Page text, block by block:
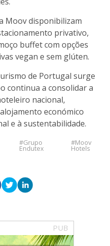
Moov disponibilizam
privativo,
buffet com opções
vegan e sem glúten.
de Portugal surge
continua a consolidar a
nacional,
económico
e à sustentabilidade.
Grupo
Endutex
Moov
Hotels
PUB